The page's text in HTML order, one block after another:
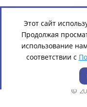
©
Этот сайт
Продолжая
использование
соответствии с